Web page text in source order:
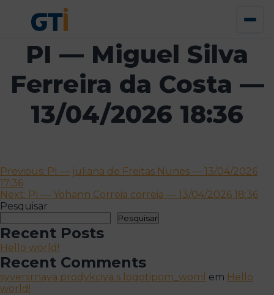
PI — Miguel Silva
Ferreira da Costa —
13/04/2026 18:36
Navegação
de
artigos
Previous: PI — juliana de Freitas Nunes — 13/04/2026
17:36
Next: PI — Yohann Correia correia — 13/04/2026 18:36
Pesquisar
Pesquisar
Recent Posts
Hello world!
Recent Comments
syvenirnaya prodykciya s logotipom_woml em Hello
world!